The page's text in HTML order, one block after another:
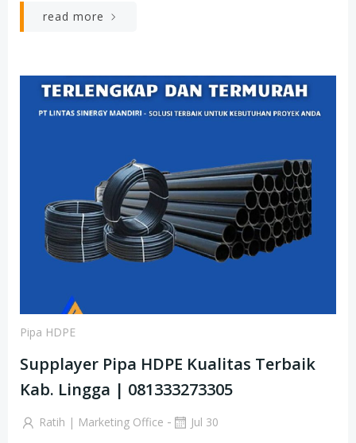
read more
Pipa HDPE
Supplayer Pipa HDPE Kualitas Terbaik
Kab. Lingga | 081333273305
Ratih | Marketing Office - Jul 30